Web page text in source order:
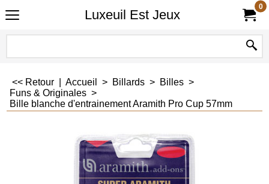
Luxeuil Est Jeux
0
<< Retour Accueil > Billards > Billes >
Funs & Originales >
Bille blanche d'entrainement Aramith Pro Cup 57mm